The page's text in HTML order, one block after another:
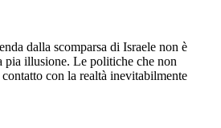
dalla scomparsa di Israele non è
pia illusione. Le politiche che non
con la realtà inevitabilmente